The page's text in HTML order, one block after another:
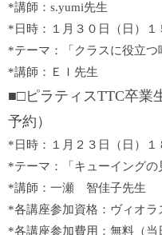
*講師：s.yumi先生
*日時：１月３０日（日）
*テーマ：「クラスに役立つ
*講師：ＥＩ先生
■□ピラティスTTC卒業
予約）
*日時：１月２３日（日）
*テーマ：「キューイングの
*講師：一瀬 智佳子先生
*各講座参加資格：ヴィオラ
*各講座参加費用：無料（当